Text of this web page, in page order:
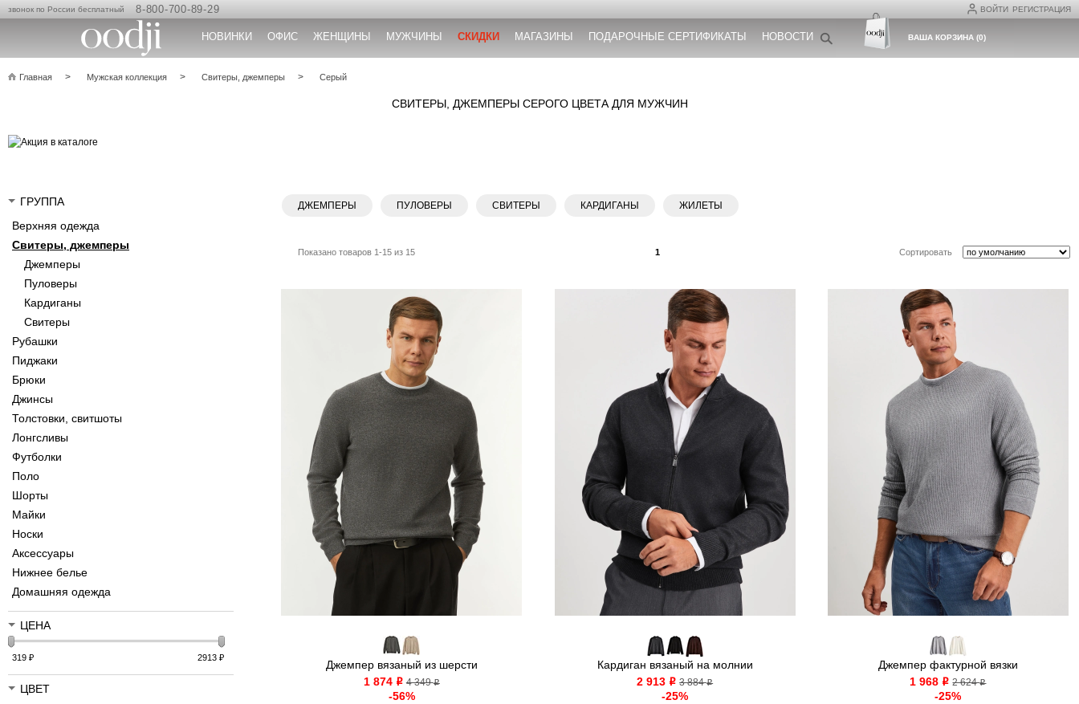
ВОЙТИ РЕГИСТРАЦИЯ
звонок по России бесплатный 8-800-700-89-29
НОВИНКИ ОФИС ЖЕНЩИНЫ МУЖЧИНЫ СКИДКИ МАГАЗИНЫ ПОДАРОЧНЫЕ СЕРТИФИКАТЫ НОВОСТИ ВАША КОРЗИНА(0)
Главная Мужская коллекция Свитеры, джемперы Серый
СВИТЕРЫ, ДЖЕМПЕРЫ СЕРОГО ЦВЕТА ДЛЯ МУЖЧИН
ГРУППА
Верхняя одежда
Свитеры, джемперы
Джемперы
Пуловеры
Кардиганы
Свитеры
Рубашки
Пиджаки
Брюки
Джинсы
Толстовки, свитшоты
Лонгсливы
Футболки
Поло
Шорты
Майки
Носки
Аксессуары
Нижнее белье
Домашняя одежда
ЦЕНА
319 ₽ 2913₽
ЦВЕТ
ДЖЕМПЕРЫ ПУЛОВЕРЫ СВИТЕРЫ КАРДИГАНЫ ЖИЛЕТЫ
Показано товаров 1-15 из 15 1 Сортировать
Джемпер вязаный из шерсти
1 874 o 4 349o
-56%
Кардиган вязаный на молнии
2 913 o 3 884o
-25%
Джемпер фактурной вязки
1 968 o 2 624o
-25%